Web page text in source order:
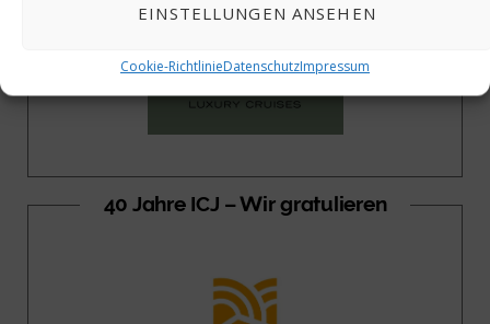
EINSTELLUNGEN ANSEHEN
Cookie-RichtlinieDatenschutzImpressum
40 Jahre ICJ – Wir gratulieren